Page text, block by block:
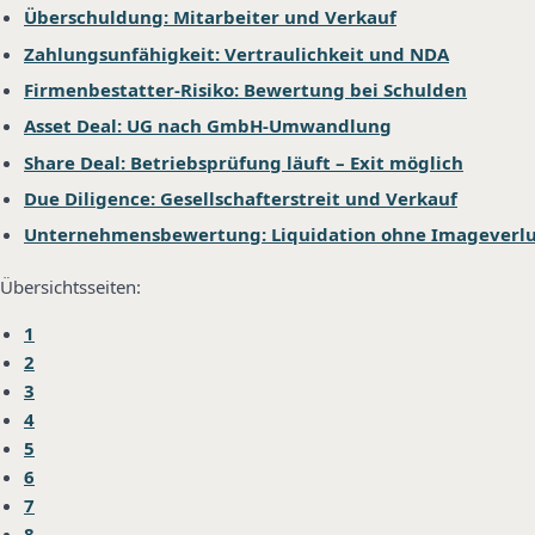
Überschuldung: Mitarbeiter und Verkauf
Zahlungsunfähigkeit: Vertraulichkeit und NDA
Firmenbestatter-Risiko: Bewertung bei Schulden
Asset Deal: UG nach GmbH-Umwandlung
Share Deal: Betriebsprüfung läuft – Exit möglich
Due Diligence: Gesellschafterstreit und Verkauf
Unternehmensbewertung: Liquidation ohne
Übersichtsseiten:
1
2
3
4
5
6
7